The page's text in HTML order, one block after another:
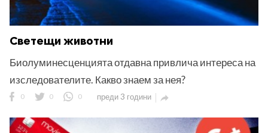
Светещи животни
Биолуминесценцията отдавна привлича интереса на
изследователите. Какво знаем за нея?
0 0 0 преди 3 години 